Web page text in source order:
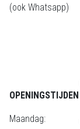
(ook Whatsapp)
OPENINGSTIJDEN
Maandag: